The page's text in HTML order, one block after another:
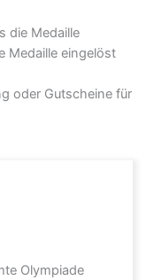
die Medaille
Medaille eingelöst
oder Gutscheine für
Olympiade